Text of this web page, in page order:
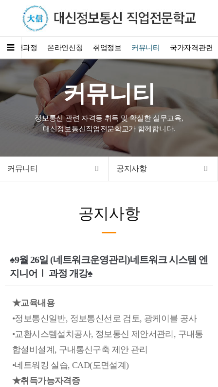
훈련과정 온라인신청 취업정보 커뮤니티 국가자격관련
커뮤니티
정보통신 관련 자격등 취득 및 확실한 실무교육,
대신정보통신직업전문학교가 함께합니다.
커뮤니티 공지사항
공지사항
♠9월 26일 (네트워크운영관리)네트워크 시스템 엔
지니어Ⅰ 과정 개강♠
★교육내용
•정보통신일반, 정보통신선로 검토, 광케이블 공사
•교환시스템설치공사, 정보통신 제안서관리, 구내통
합설비설계, 구내통신구축 제안 관리
•네트워킹 실습, CAD(도면설계)
★취득가능자격증